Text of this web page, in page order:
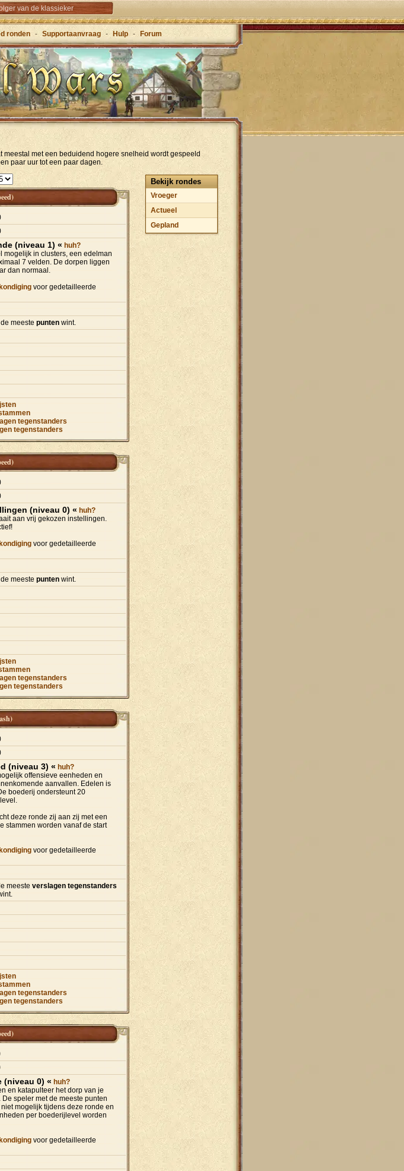
van de klassieker
door de eeuwen
in het oude Griekenland
ronden - Supportaanvraag - Hulp - Forum
meestal met een beduidend hogere snelheid wordt gespeeld
paar uur tot een paar dagen.
Bekijk rondes
Vroeger
Actueel
Gepland
(niveau 1) « huh?
mogelijk in clusters, een edelman
7 velden. De dorpen liggen
dan normaal.
voor gedetailleerde
meeste punten wint.
tegenstanders
tegenstanders
(niveau 0) « huh?
aan vrij gekozen instellingen.
voor gedetailleerde
meeste punten wint.
tegenstanders
tegenstanders
(niveau 3) « huh?
offensieve eenheden en
aanvallen. Edelen is
boederij ondersteunt 20
deze ronde zij aan zij met een
stammen worden vanaf de start
voor gedetailleerde
meeste verslagen tegenstanders
tegenstanders
tegenstanders
(niveau 0) « huh?
en katapulteer het dorp van je
speler met de meeste punten
mogelijk tijdens deze ronde en
per boederijlevel worden
voor gedetailleerde